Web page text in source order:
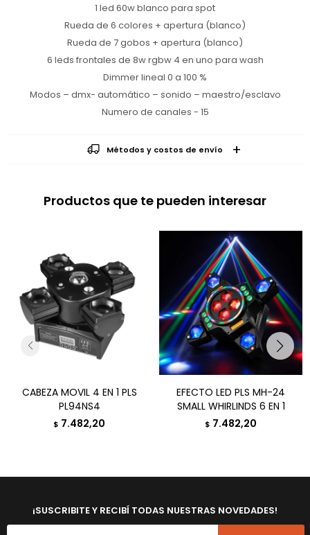
1 led 60w blanco para spot
Rueda de 6 colores + apertura (blanco)
Rueda de 7 gobos + apertura (blanco)
6 leds frontales de 8w rgbw 4 en uno para wash
Dimmer lineal 0 a 100 %
Modos – dmx- automático – sonido – maestro/esclavo
Numero de canales - 15
Métodos y costos de envío
Productos que te pueden interesar
CABEZA MOVIL 4 EN 1 PLS
PL94NS4
$ 7.482,20
EFECTO LED PLS MH-24
SMALL WHIRLINDS 6 EN 1
$ 7.482,20
¡SUSCRIBITE Y RECIBÍ TODAS NUESTRAS NOVEDADES!